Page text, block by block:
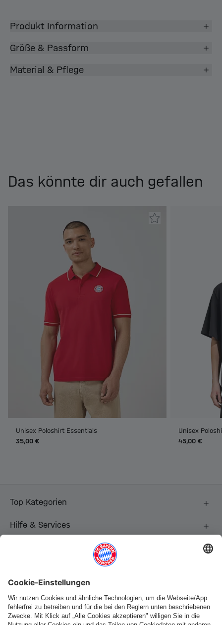
Produkt Information
Größe & Passform
Material & Pflege
Das könnte dir auch gefallen
Unisex Poloshirt Essentials
35,00 €
Unisex
45,00 €
Top Kategorien
Hilfe & Services
Folge uns